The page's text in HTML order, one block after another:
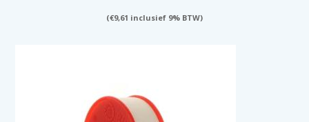
(€9,61 inclusief 9% BTW)